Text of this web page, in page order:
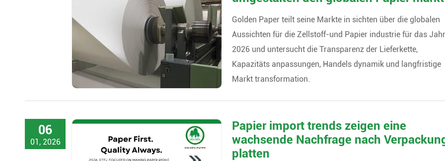
Golden Paper teilt seine Markte in sichten über die globalen
Aussichten für die Zellstoff-und Papier industrie für das
2026 und untersucht die Transparenz der Lieferkette,
Kapazitäts anpassungen, Handels dynamik und langfristige
Markt transformation.
06
01, 2026
Papier import trends zeigen eine
wachsende Nachfrage nach
platten